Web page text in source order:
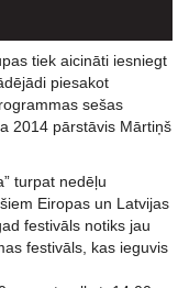
tiek aicināti iesniegt
piesakot
sešas
2014 pārstāvis Mārtiņš
turpat nedēļu
Eiropas un Latvijas
festivāls notiks jau
festivāls, kas ieguvis